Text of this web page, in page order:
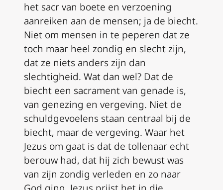
het sacr van boete en verzoening
aanreiken aan de mensen; ja de biecht.
Niet om mensen in te peperen dat ze
toch maar heel zondig en slecht zijn,
dat ze niets anders zijn dan
slechtigheid. Wat dan wel? Dat de
biecht een sacrament van genade is,
van genezing en vergeving. Niet de
schuldgevoelens staan centraal bij de
biecht, maar de vergeving. Waar het
Jezus om gaat is dat de tollenaar echt
berouw had, dat hij zich bewust was
van zijn zondig verleden en zo naar